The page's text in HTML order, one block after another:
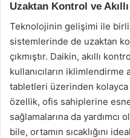
Uzaktan Kontrol ve
Teknolojinin gelişimi ile
sistemlerinde de uzaktan
çıkmıştır. Daikin, akıllı
kullanıcıların iklimlendirme
tabletleri üzerinden kolayca
özellik, ofis sahiplerine
sağlamalarına da yardımcı
bile, ortamın sıcaklığını